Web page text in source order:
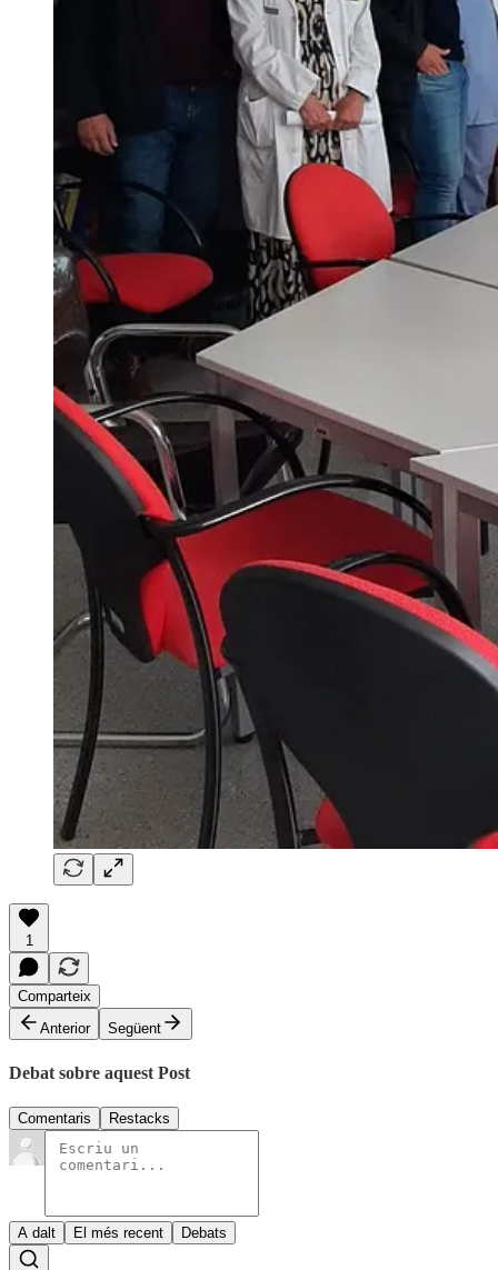
1
Comparteix
Anterior
Següent
Debat sobre aquest Post
Comentaris Restacks
A dalt El més recent Debats